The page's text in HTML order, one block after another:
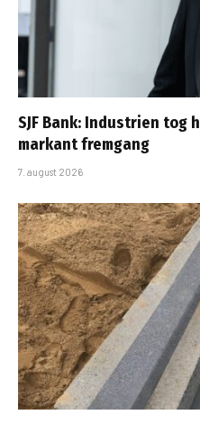
SJF Bank: Industrien tog
markant fremgang
7. august 2026